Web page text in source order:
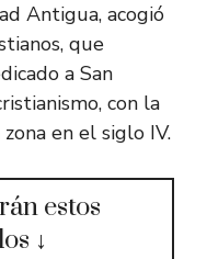
Antigua, acogió
que
a San
con la
en el siglo IV.
estos
↓